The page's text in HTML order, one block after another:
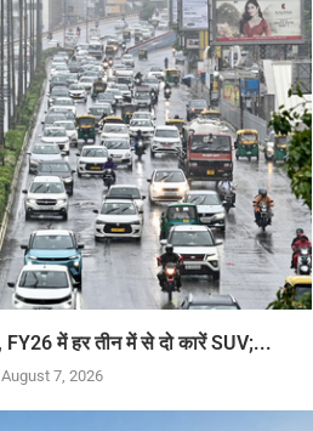
FY26 में हर तीन में से दो कारें SUV;...
August 7, 2026